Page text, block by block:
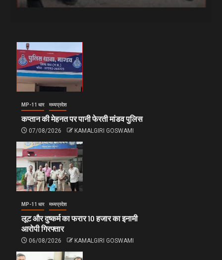
MP-11 धार मध्यप्रदेश
कप्तान की मेहनत पर पानी फेरती मांडव पुलिस
07/08/2026 KAMALGIRI GOSWAMI
MP-11 धार मध्यप्रदेश
लूट और दुष्कर्म का फरार 10 हजार का इनामी
आरोपी गिरफ्तार
06/08/2026 KAMALGIRI GOSWAMI